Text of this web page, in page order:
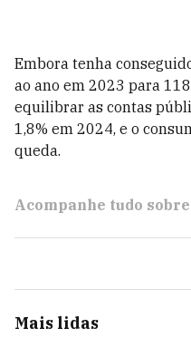
Embora tenha
ao ano em 2023 para
equilibrar as contas
1,8% em 2024, e o
queda.
Acompanhe tudo
Mais lidas